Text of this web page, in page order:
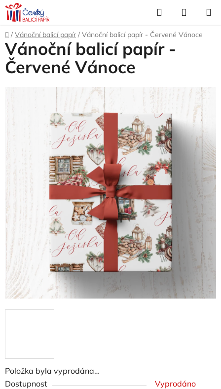
Přejít
na
obsah
Hledat
KOŠÍK
Domů
/ Vánoční balicí papír / Vánoční balicí papír - Červené Vánoce
Položka byla vyprodána…
Dostupnost
Vyprodáno
Vánoční balicí papír -
Červené Vánoce